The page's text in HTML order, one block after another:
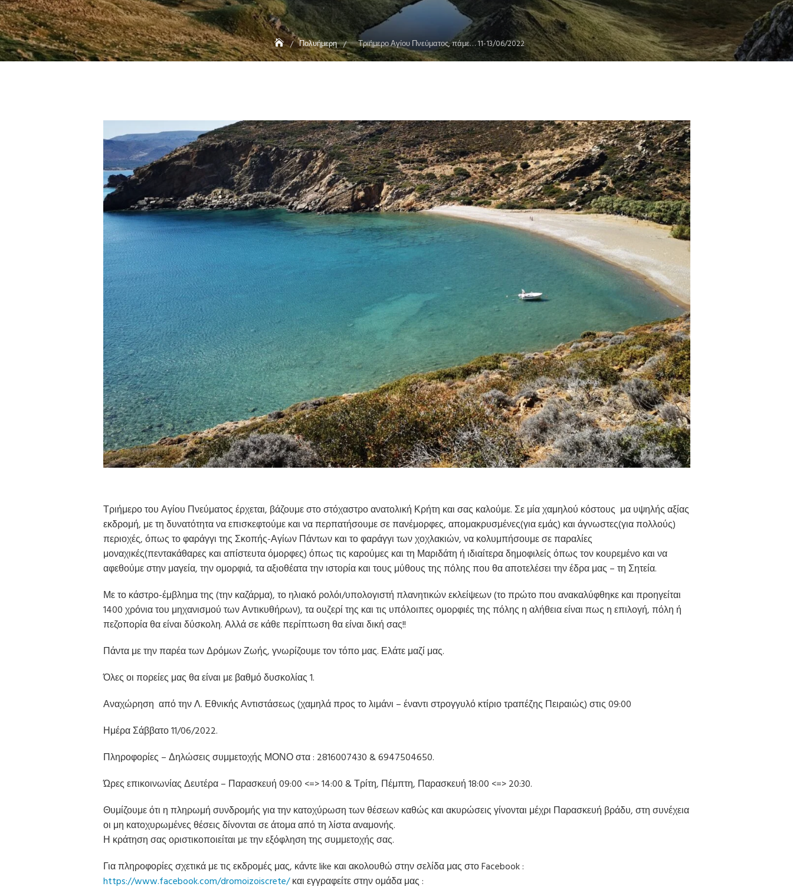
Πολυήμερη Τριήμερο Αγίου Πνεύματος, πάμε… 11-13/06/2022
Τριήμερο του Αγίου Πνεύματος έρχεται, βάζουμε στο στόχαστρο ανατολική Κρήτη και σας καλούμε. Σε μία χαμηλού κόστους μα υψηλής αξίας
εκδρομή, με τη δυνατότητα να επισκεφτούμε και να περπατήσουμε σε πανέμορφες, απομακρυσμένες(για εμάς) και άγνωστες(για πολλούς)
περιοχές, όπως το φαράγγι της Σκοπής-Αγίων Πάντων και το φαράγγι των χοχλακιών, να κολυμπήσουμε σε παραλίες
μοναχικές(πεντακάθαρες και απίστευτα όμορφες) όπως τις καρούμες και τη Μαριδάτη ή ιδιαίτερα δημοφιλείς όπως τον κουρεμένο και να
αφεθούμε στην μαγεία, την ομορφιά, τα αξιοθέατα την ιστορία και τους μύθους της πόλης που θα αποτελέσει την έδρα μας – τη Σητεία.
Με το κάστρο-έμβλημα της (την καζάρμα), το ηλιακό ρολόι/υπολογιστή πλανητικών εκλείψεων (το πρώτο που ανακαλύφθηκε και προηγείται
1400 χρόνια του μηχανισμού των Αντικυθήρων), τα ουζερί της και τις υπόλοιπες ομορφιές της πόλης η αλήθεια είναι πως η επιλογή, πόλη ή
πεζοπορία θα είναι δύσκολη. Αλλά σε κάθε περίπτωση θα είναι δική σας!!
Πάντα με την παρέα των Δρόμων Ζωής, γνωρίζουμε τον τόπο μας. Ελάτε μαζί μας.
Όλες οι πορείες μας θα είναι με βαθμό δυσκολίας 1.
Αναχώρηση από την Λ. Εθνικής Αντιστάσεως (χαμηλά προς το λιμάνι – έναντι στρογγυλό κτίριο τραπέζης Πειραιώς) στις 09:00
Ημέρα Σάββατο 11/06/2022.
Πληροφορίες – Δηλώσεις συμμετοχής ΜΟΝΟ στα : 2816007430 & 6947504650.
Ώρες επικοινωνίας Δευτέρα – Παρασκευή 09:00 <=> 14:00 & Τρίτη, Πέμπτη, Παρασκευή 18:00 <=> 20:30.
Θυμίζουμε ότι η πληρωμή συνδρομής για την κατοχύρωση των θέσεων καθώς και ακυρώσεις γίνονται μέχρι Παρασκευή βράδυ, στη συνέχεια
οι μη κατοχυρωμένες θέσεις δίνονται σε άτομα από τη λίστα αναμονής.
Η κράτηση σας οριστικοποιείται με την εξόφληση της συμμετοχής σας.
Για πληροφορίες σχετικά με τις εκδρομές μας, κάντε like και ακολουθώ στην σελίδα μας στο Facebook :
https://www.facebook.com/dromoizoiscrete/και εγγραφείτε στην ομάδα μας :